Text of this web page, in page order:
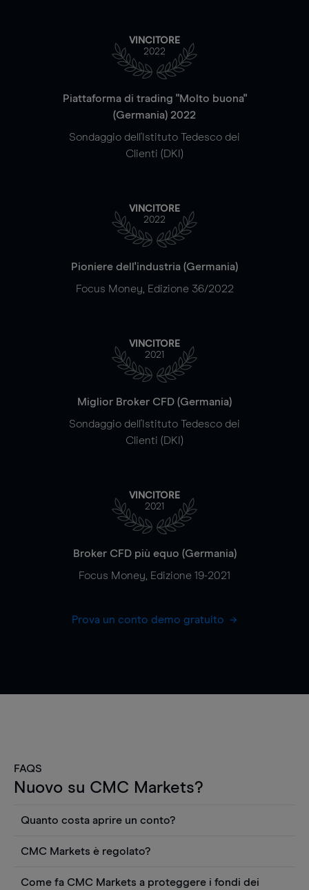
VINCITORE
2022
Piattaforma di trading "Molto buona"
(Germania) 2022
Sondaggio dell'Istituto Tedesco dei
Clienti (DKI)
VINCITORE
2022
Pioniere dell'industria (Germania)
Focus Money, Edizione 36/2022
VINCITORE
2021
Miglior Broker CFD (Germania)
Sondaggio dell'Istituto Tedesco dei
Clienti (DKI)
VINCITORE
2021
Broker CFD più equo (Germania)
Focus Money, Edizione 19-2021
Prova un conto demo gratuito
FAQS
Nuovo su CMC Markets?
Quanto costa aprire un conto?
Puoi anche visualizzare gratuitamente i prezzi e
utilizzare strumenti come grafici, notizie Reuters
CMC Markets è regolato?
Come fa CMC Markets a proteggere i fondi dei